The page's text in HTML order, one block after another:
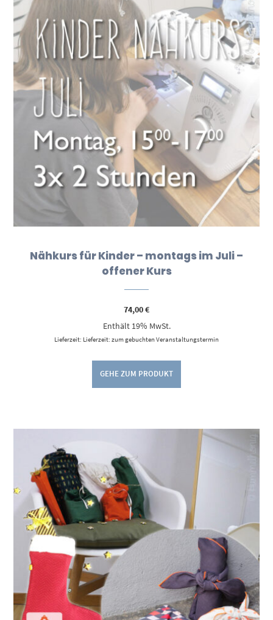
Nähkurs für Kinder – montags im Juli –
offener Kurs
74,00€
Enthält 19% MwSt.
Lieferzeit: Lieferzeit: zum gebuchten Veranstaltungstermin
GEHE ZUM PRODUKT